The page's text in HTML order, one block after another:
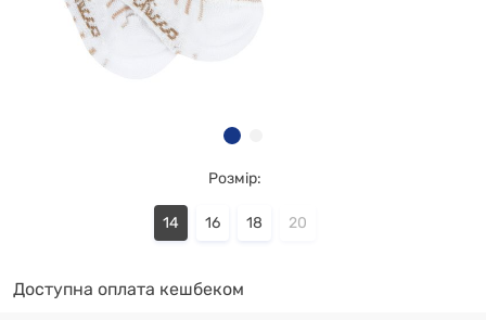
Розмір:
14 16 18 20
Доступна оплата кешбеком